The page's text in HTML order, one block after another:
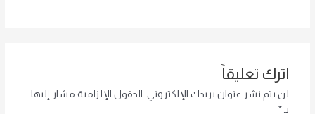
اترك تعليقاً
لن يتم نشر عنوان بريدك الإلكتروني.
الحقول الإلزامية مشار إليها
بـ *